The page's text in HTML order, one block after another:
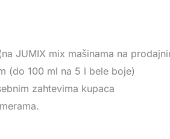
JUMIX mix mašinama na
(do 100 ml na 5 l bele boje)
zahtevima kupaca